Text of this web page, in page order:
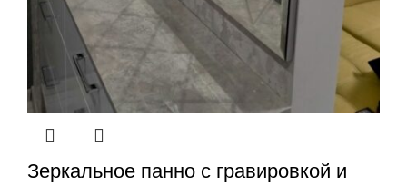
Зеркальное панно с гравировкой и